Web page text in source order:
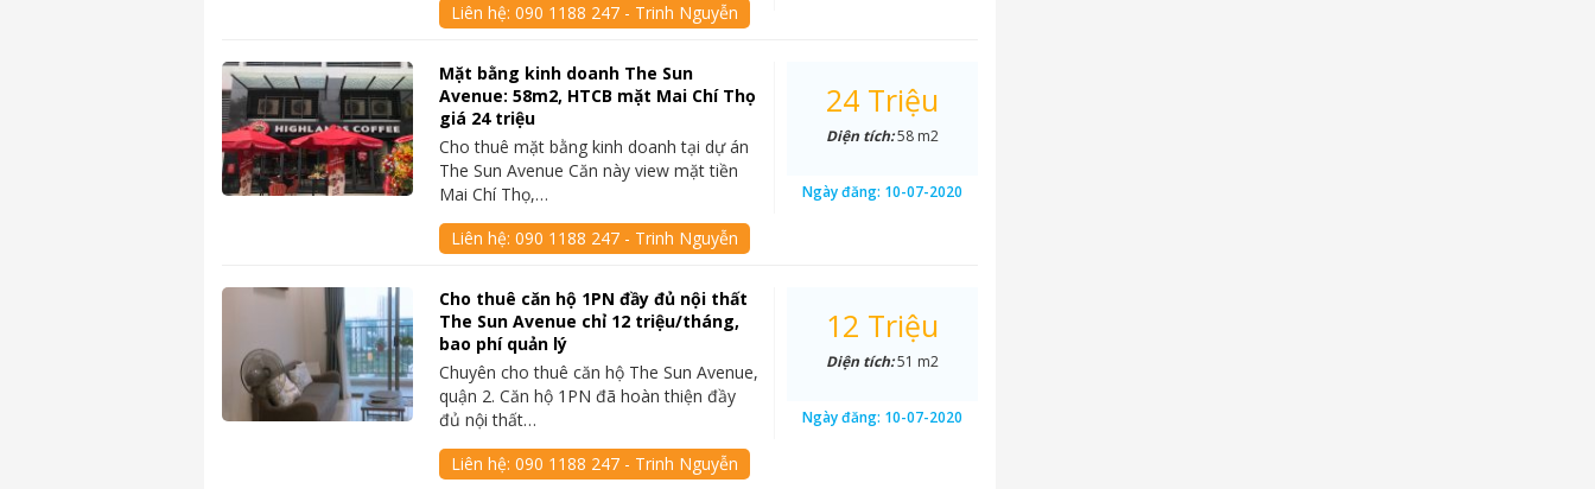
Liên hệ:090 1188 247 - Trinh Nguyễn
Mặt bằng kinh doanh The Sun
Avenue: 58m2, HTCB mặt Mai Chí Thọ
giá 24 triệu
Cho thuê mặt bằng kinh doanh tại dự án
The Sun Avenue Căn này view mặt tiền
Mai Chí Thọ,…
Liên hệ:090 1188 247 - Trinh Nguyễn
24 Triệu
Diện tích:58 m2
Ngày đăng: 10-07-2020
Cho thuê căn hộ 1PN đầy đủ nội thất
The Sun Avenue chỉ 12 triệu/tháng,
bao phí quản lý
Chuyên cho thuê căn hộ The Sun Avenue,
quận 2. Căn hộ 1PN đã hoàn thiện đầy
đủ nội thất…
Liên hệ:090 1188 247 - Trinh Nguyễn
12 Triệu
Diện tích:51 m2
Ngày đăng: 10-07-2020